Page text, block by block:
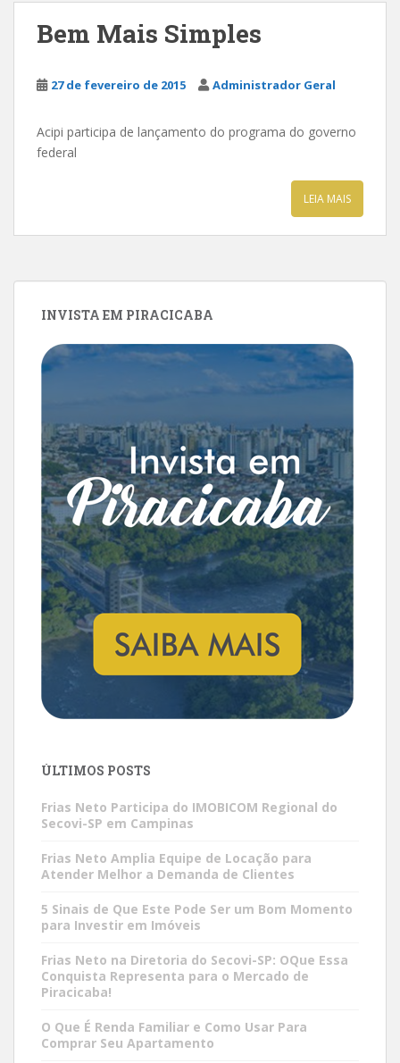
Bem Mais Simples
27 de fevereiro de 2015 Administrador Geral
Acipi participa de lançamento do programa do governo
federal
LEIA MAIS
INVISTA EM PIRACICABA
ÚLTIMOS POSTS
Frias Neto Participa do IMOBICOM Regional do
Secovi-SP em Campinas
Frias Neto Amplia Equipe de Locação para
Atender Melhor a Demanda de Clientes
5 Sinais de Que Este Pode Ser um Bom Momento
para Investir em Imóveis
Frias Neto na Diretoria do Secovi-SP: OQue Essa
Conquista Representa para o Mercado de
Piracicaba!
O Que É Renda Familiar e Como Usar Para
Comprar Seu Apartamento